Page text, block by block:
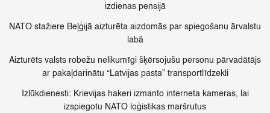
izdienas pensijā
NATO stažiere Beļģijā aizturēta aizdomās par spiegošanu ārvalstu
labā
Aizturēts valsts robežu nelikumīgi šķērsojušu personu pārvadātājs
ar pakaļdarinātu “Latvijas pasta” transportlīdzekli
Izlūkdienesti: Krievijas hakeri izmanto interneta kameras, lai
izspiegotu NATO loģistikas maršrutus